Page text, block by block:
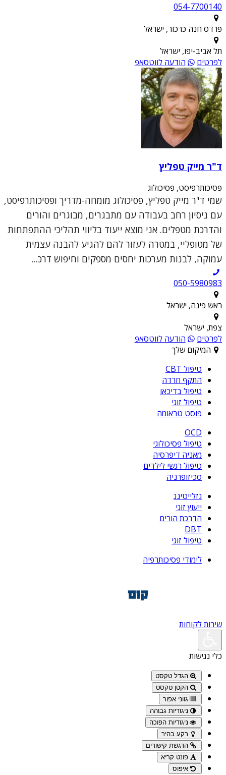
054-7700140
פרדס חנה כרכור, ישראל
תל אביב-יפו, ישראל
לפרטים
הודעה לווטסאפ
ד"ר מייק טפליץ
פסיכותרפיסט, פסיכולוג
שמי ד"ר מייק טפליץ, פסיכולוג מומחה-מדריך ופסיכותרפיסט,
עם ניסיון רחב בעבודה עם מתבגרים, מבוגרים והורים
והדרכת מטפלים. אני מוצא ייעוד בליווי תהליכי ההתפתחות
של מטופליי, במטרה לעזור להם להגיע להבנה עצמית
עמוקה, לבנות מערכות יחסים מספקים וחיפוש דרכ...
050-5980983
ראש פינה, ישראל
צפת, ישראל
לפרטים
הודעה לווטסאפ
המיקום שלך
טיפול CBT
התקף חרדה
טיפול בדיכאו
טיפול זוגי
פוסט טראומה
OCD
טיפול פסיכולוגי
מאניה דיפרסיה
טיפול רגשי לילדים
סכיזופרניה
גזלייטינג
ייעוץ זוגי
הדרכת הורים
DBT
טיפול זוגי
לימודי פסיכותרפיה
שירות לקוחות
כלי נגישות
הגדל טקסט
הקטן טקסט
גווני אפור
ניגודיות גבוהה
ניגודיות הפוכה
רקע בהיר
הדגשת קישורים
פונט קריא
איפוס